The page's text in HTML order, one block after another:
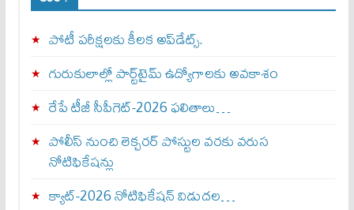
పోటీ పరీక్షలకు కీలక అప్‌డేట్స్.
గురుకులాల్లో పార్ట్‌టైమ్ ఉద్యోగాలకు అవకాశం
రేపే టీజీ సీపీగెట్‌-2026 ఫలితాలు…
పోలీస్ నుంచి లెక్చరర్ పోస్టుల వరకు వరుస
నోటిఫికేషన్లు
క్యాట్-2026 నోటిఫికేషన్ విడుదల…